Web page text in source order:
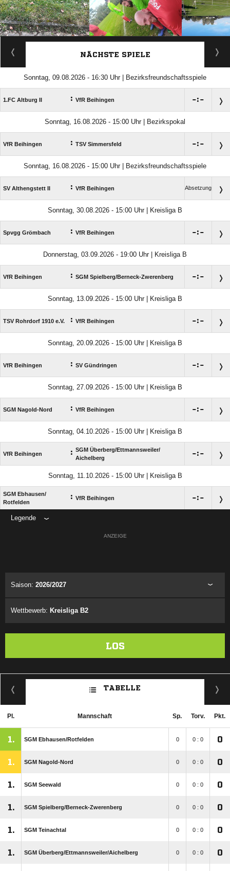
ANZEIGE
NÄCHSTE SPIELE
Sonntag, 09.08.2026 - 16:30 Uhr | Bezirksfreundschaftsspiele
1.FC Altburg II : VfR Beihingen :
Sonntag, 16.08.2026 - 15:00 Uhr | Bezirkspokal
VfR Beihingen : TSV Simmersfeld :
Sonntag, 16.08.2026 - 15:00 Uhr | Bezirksfreundschaftsspiele
SV Althengstett II : VfR Beihingen Absetzung
Sonntag, 30.08.2026 - 15:00 Uhr | Kreisliga B
Spvgg Grömbach : VfR Beihingen :
Donnerstag, 03.09.2026 - 19:00 Uhr | Kreisliga B
VfR Beihingen : SGM Spielberg/​Berneck-Zwerenberg :
Sonntag, 13.09.2026 - 15:00 Uhr | Kreisliga B
TSV Rohrdorf 1910 e.V. : VfR Beihingen :
Sonntag, 20.09.2026 - 15:00 Uhr | Kreisliga B
VfR Beihingen : SV Gündringen :
Sonntag, 27.09.2026 - 15:00 Uhr | Kreisliga B
SGM Nagold-Nord : VfR Beihingen :
Sonntag, 04.10.2026 - 15:00 Uhr | Kreisliga B
VfR Beihingen : SGM Überberg/​Ettmannsweiler/​
Aichelberg
:
Sonntag, 11.10.2026 - 15:00 Uhr | Kreisliga B
SGM Ebhausen/​
Rotfelden
: VfR Beihingen :
Legende
ANZEIGE
Saison: 2026/2027
Wettbewerb: Kreisliga B2
LOS
TABELLE
Pl. Mannschaft Sp. Torv. Pkt.
1. SGM Ebhausen/​Rotfelden 0 0 : 0 0
1. SGM Nagold-Nord 0 0 : 0 0
1. SGM Seewald 0 0 : 0 0
1. SGM Spielberg/​Berneck-Zwerenberg 0 0 : 0 0
1. SGM Teinachtal 0 0 : 0 0
1. SGM Überberg/​Ettmannsweiler/​Aichelberg 0 0 : 0 0